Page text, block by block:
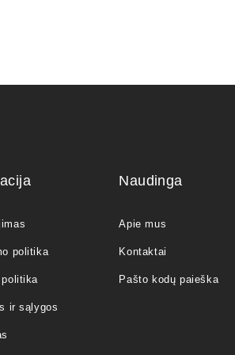
politika
ir sąlygos
Naudinga
Apie mus
Kontaktai
Pašto kodų paieška